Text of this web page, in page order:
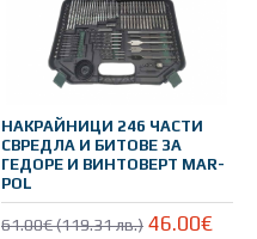
НАКРАЙНИЦИ 246 ЧАСТИ
СВРЕДЛА И БИТОВЕ ЗА
ГЕДОРЕ И ВИНТОВЕРТ MAR-
POL
61.00€ (119.31 лв.) 46.00€